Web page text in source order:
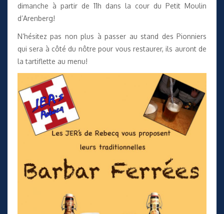
dimanche à partir de 11h dans la cour du Petit Moulin
d’Arenberg!
N’hésitez pas non plus à passer au stand des Pionniers
qui sera à côté du nôtre pour vous restaurer, ils auront de
la tartiflette au menu!